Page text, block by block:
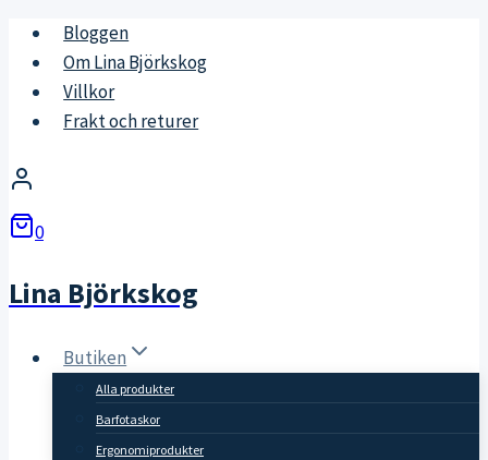
Skip
content
Bloggen
Om Lina Björkskog
Villkor
Frakt och returer
0
Lina Björkskog
Butiken
Alla produkter
Barfotaskor
Ergonomiprodukter